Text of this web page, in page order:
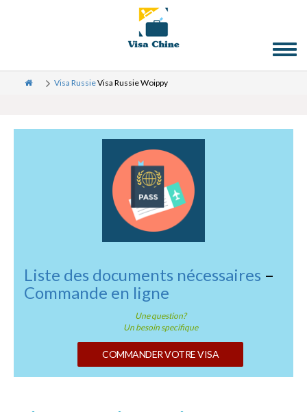
Visa RussieVisa Russie Woippy
Liste des documents nécessaires –
Commande en ligne
Une question?
Un besoin specifique
COMMANDER VOTRE VISA